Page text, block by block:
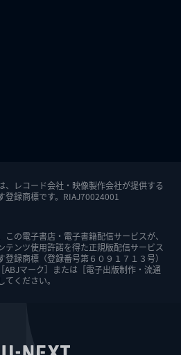
、レコード会社・映像製作会社が提供する
登録商標です。RIAJ70024001
この電子書店・電子書籍配信サービスが、
テンツ使用許諾を得た正規版配信サービス
登録商標（登録番号第６０９１７１３号）
ABJマーク］または［電子出版制作・流通
ください。